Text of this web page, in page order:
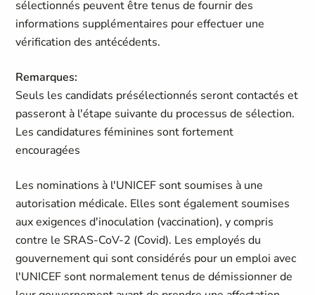
sélectionnés peuvent être tenus de fournir des
informations supplémentaires pour effectuer une
vérification des antécédents.
Remarques:
Seuls les candidats présélectionnés seront contactés et
passeront à l'étape suivante du processus de sélection.
Les candidatures féminines sont fortement
encouragées
Les nominations à l'UNICEF sont soumises à une
autorisation médicale. Elles sont également soumises
aux exigences d'inoculation (vaccination), y compris
contre le SRAS-CoV-2 (Covid). Les employés du
gouvernement qui sont considérés pour un emploi avec
l'UNICEF sont normalement tenus de démissionner de